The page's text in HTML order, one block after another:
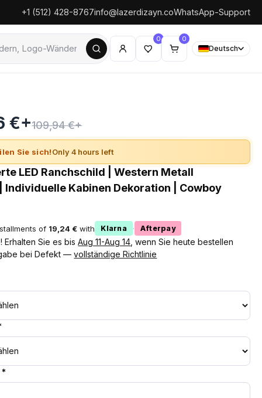
+1 (512) 428-8767info@lazerdizayn.coWhatsApp-Support
0 0
Deutsch
€+109,94 €+
Sie sich!Only 4 hours left
LED Ranchschild | Western Metall
Individuelle Kabinen Dekoration | Cowboy
of 19,24 € with Klarna · Afterpay
Erhalten Sie es bisAug 11-Aug 14 , wenn Sie heute bestellen
bei Defekt —vollständige Richtlinie